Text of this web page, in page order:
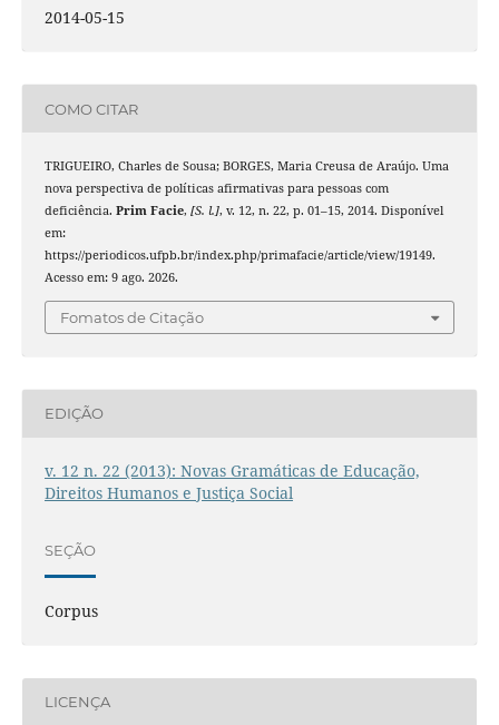
2014-05-15
COMO CITAR
TRIGUEIRO, Charles de Sousa; BORGES, Maria Creusa de Araújo. Uma
nova perspectiva de políticas afirmativas para pessoas com
deficiência. Prim Facie, [S. l.], v. 12, n. 22, p. 01–15, 2014. Disponível
em:
https://periodicos.ufpb.br/index.php/primafacie/article/view/19149.
Acesso em: 9 ago. 2026.
Fomatos de Citação
EDIÇÃO
v. 12 n. 22 (2013): Novas Gramáticas de Educação,
Direitos Humanos e Justiça Social
SEÇÃO
Corpus
LICENÇA